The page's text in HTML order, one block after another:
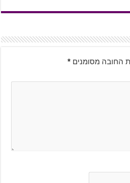
החובה מסומנים *